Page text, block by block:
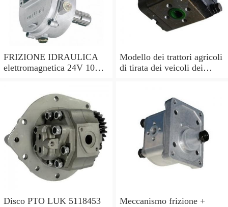
FRIZIONE IDRAULICA
elettromagnetica 24V 10
Modello dei trattori agricoli
di tirata dei veicoli dei
Disco PTO LUK 5118453
Meccanismo frizione +